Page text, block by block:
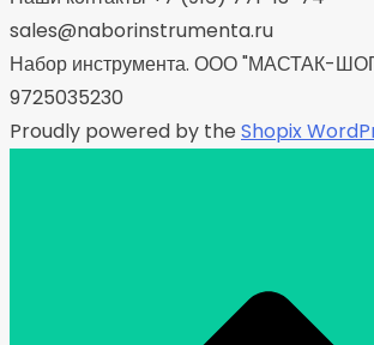
sales@naborinstrumenta.ru
Набор инструмента. ООО "МАСТАК-
9725035230
Proudly powered by the Shopix